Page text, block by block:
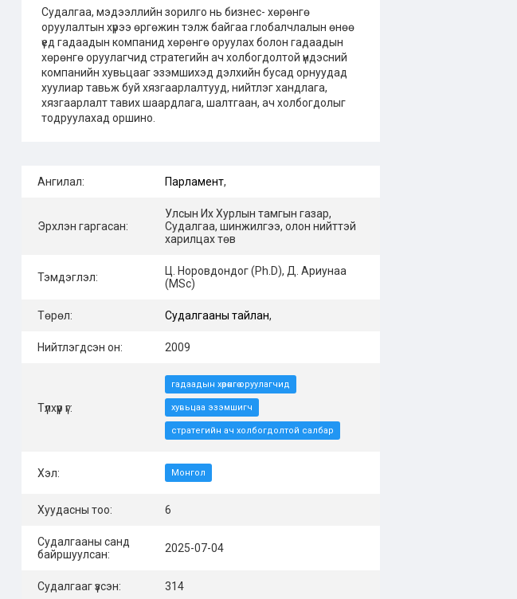
Судалгаа, мэдээллийн зорилго нь бизнес- хөрөнгө
оруулалтын хүрээ өргөжин тэлж байгаа глобалчлалын өнөө
үед гадаадын компанид хөрөнгө оруулах болон гадаадын
хөрөнгө оруулагчид стратегийн ач холбогдолтой үндэсний
компанийн хувьцааг эзэмшихэд дэлхийн бусад орнуудад
хуулиар тавьж буй хязгаарлалтууд, нийтлэг хандлага,
хязгаарлалт тавих шаардлага, шалтгаан, ач холбогдолыг
тодруулахад оршино.
Ангилал: Парламент,
Эрхлэн гаргасан:
Улсын Их Хурлын тамгын газар,
Судалгаа, шинжилгээ, олон нийттэй
харилцах төв
Тэмдэглэл:
Ц. Норовдондог (Ph.D), Д. Ариунаа
(MSc)
Төрөл: Судалгааны тайлан,
Нийтлэгдсэн он: 2009
Түлхүүр үг:
гадаадын хөрөнгө оруулагчид
хувьцаа эзэмшигч
стратегийн ач холбогдолтой салбар
Хэл: Монгол
Хуудасны тоо: 6
Судалгааны санд
байршуулсан:
2025-07-04
Судалгааг үзсэн: 314